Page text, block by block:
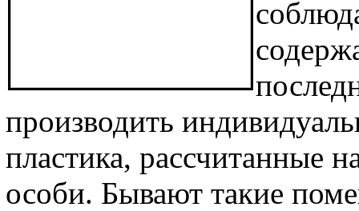
производить
пластика, рассчитанные
особи. Бывают такие